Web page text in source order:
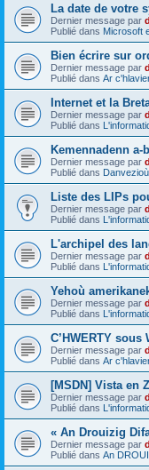
La date de votre
Dernier message par
Publié dans Microsoft
Bien écrire sur
Dernier message par
Publié dans Ar
Internet et la
Dernier message par
Publié dans
Kemennadenn a-
Dernier message par
Publié dans
Liste des LIPs
Dernier message par
Publié dans
L'archipel des
Dernier message par
Publié dans
Yehoù
Dernier message par
Publié dans
C’HWERTY
Dernier message par
Publié dans Ar
[MSDN] Vista en
Dernier message par
Publié dans
« An Drouizig
Dernier message par
Publié dans An